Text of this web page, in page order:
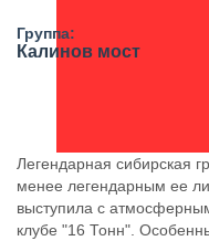
Группа:
Калинов мост
Легендарная сибирская
менее легендарным ее
выступила с
клубе "16 Тонн".